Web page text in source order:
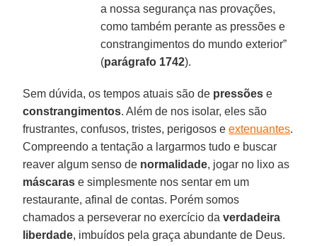
a nossa segurança nas provações,
como também perante as pressões e
constrangimentos do mundo exterior”
(parágrafo 1742).
Sem dúvida, os tempos atuais são de pressões e
constrangimentos. Além de nos isolar, eles são
frustrantes, confusos, tristes, perigosos eextenuantes.
Compreendo a tentação a largarmos tudo e buscar
reaver algum senso de normalidade, jogar no lixo as
máscaras e simplesmente nos sentar em um
restaurante, afinal de contas. Porém somos
chamados a perseverar no exercício daverdadeira
liberdade, imbuídos pela graça abundante de Deus.